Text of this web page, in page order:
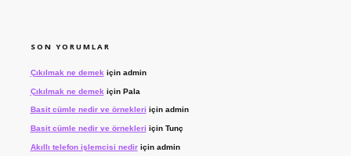
SON YORUMLAR
Çıkılmak ne demek için admin
Çıkılmak ne demek için Pala
Basit cümle nedir ve örnekleri için admin
Basit cümle nedir ve örnekleri için Tunç
Akıllı telefon işlemcisi nediriçin admin